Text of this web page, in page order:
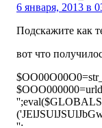
6 января, 2013 в
Подскажите как
вот что